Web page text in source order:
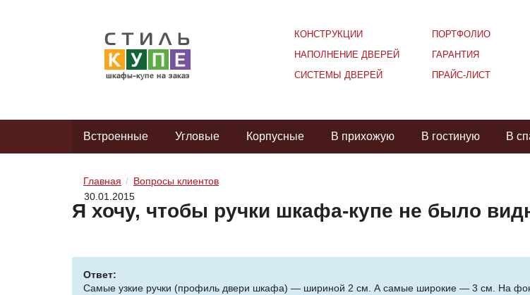
КОНСТРУКЦИИ
НАПОЛНЕНИЕ ДВЕРЕЙ
СИСТЕМЫ ДВЕРЕЙ
ПОРТФОЛИО
ГАРАНТИЯ
ПРАЙС-ЛИСТ
Встроенные Угловые Корпусные В прихожую В гостиную В
Главная
Вопросы клиентов
30.01.2015
Я хочу, чтобы ручки шкафа-купе не было
Ответ:
Самые узкие ручки (профиль двери шкафа) — шириной 2 см. А самые широкие — 3 см. На фоне